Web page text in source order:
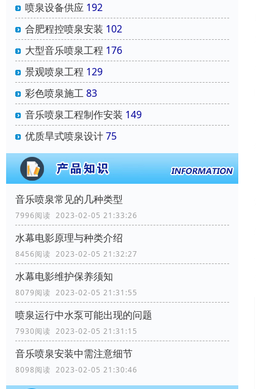
喷泉设备供应 192
合肥程控喷泉安装 102
大型音乐喷泉工程 176
景观喷泉工程 129
彩色喷泉施工83
音乐喷泉工程制作安装 149
优质旱式喷泉设计75
音乐喷泉常见的几种类型
7996阅读 2023-02-05 21:33:26
水幕电影原理与种类介绍
8456阅读 2023-02-05 21:32:27
水幕电影维护保养须知
8079阅读 2023-02-05 21:31:55
喷泉运行中水泵可能出现的问题
7930阅读 2023-02-05 21:31:15
音乐喷泉安装中需注意细节
8098阅读 2023-02-05 21:30:46